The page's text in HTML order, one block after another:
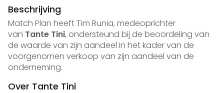
Beschrijving
Match Plan heeft Tim Runia, medeoprichter
van Tante Tini, ondersteund bij de beoordeling van
de waarde van zijn aandeel in het kader van de
voorgenomen verkoop van zijn aandeel van de
onderneming.
Over Tante Tini